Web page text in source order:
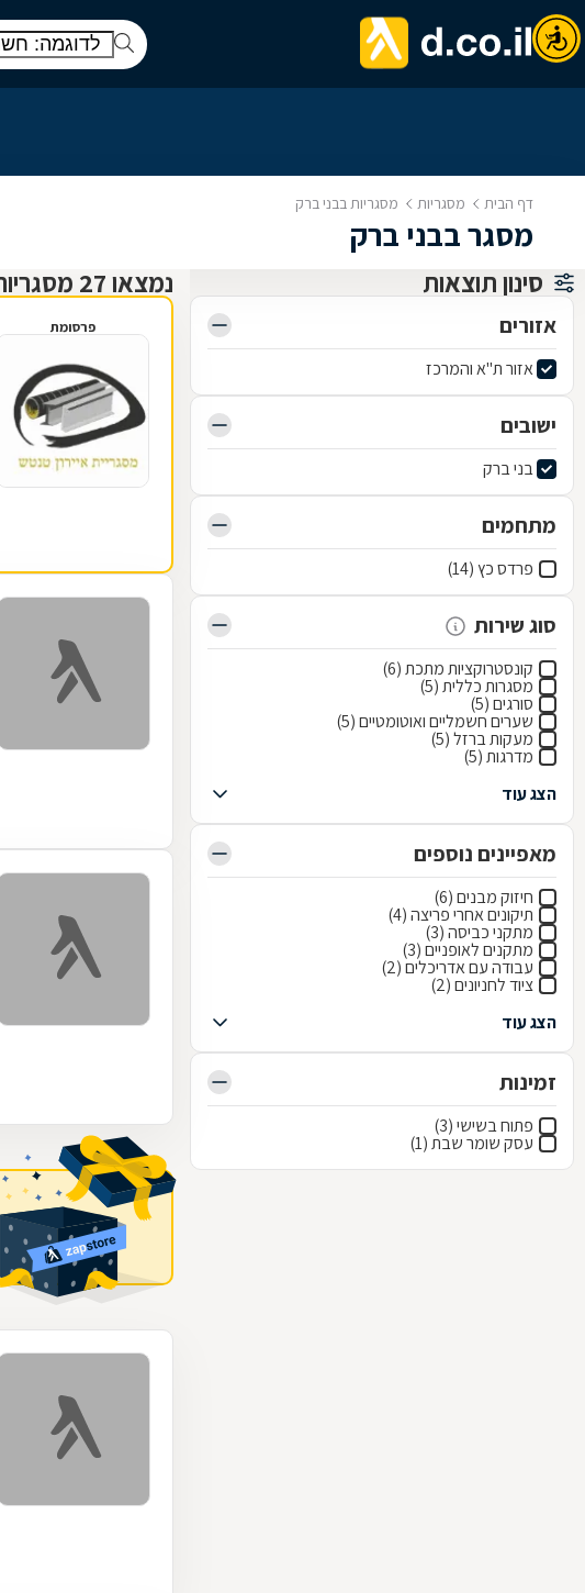
דף הבית מסגריות מסגריות בבני ברק
מסגר בבני ברק
סינון תוצאות
אזורים
אזור ת"א והמרכז
ישובים
בני ברק
מתחמים
פרדס כץ (14)
סוג שירות
קונסטרוקציות מתכת (6)
מסגרות כללית (5)
סורגים (5)
שערים חשמליים ואוטומטיים (5)
מעקות ברזל (5)
מדרגות (5)
הצג עוד
מאפיינים נוספים
חיזוק מבנים (6)
תיקונים אחרי פריצה (4)
מתקני כביסה (3)
מתקנים לאופניים (3)
עבודה עם אדריכלים (2)
ציוד לחניונים (2)
הצג עוד
זמינות
פתוח בשישי (3)
עסק שומר שבת (1)
נמצאו 27 מסגריות
פרסומת